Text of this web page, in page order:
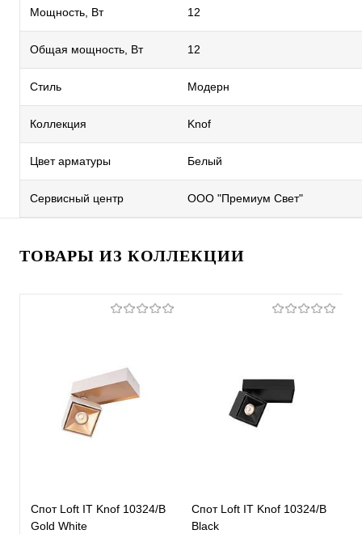
Мощность, Вт 12
Общая мощность, Вт 12
Стиль Модерн
Коллекция Knof
Цвет арматуры Белый
Сервисный центр ООО "Премиум Свет"
ТОВАРЫ ИЗ КОЛЛЕКЦИИ
Спот Loft IT Knof 10324/B
Gold White
Спот Loft IT Knof 10324/B
Black